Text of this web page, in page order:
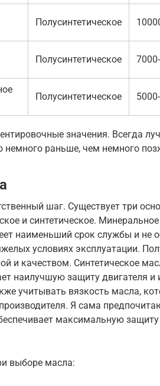
Полусинтетическое
Полусинтетическое
Полусинтетическое
значения. Всегда
немного раньше, чем немного
шаг. Существует три
и синтетическое.
наименьший срок службы и не
условиях эксплуатации.
и качеством. Синтетическое
наилучшую защиту двигателя
учитывать вязкость масла,
Я сама
максимальную
выборе масла: